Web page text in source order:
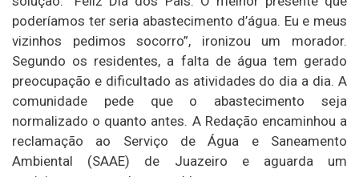
poderíamos ter seria abastecimento d’água. Eu e meus
vizinhos pedimos socorro”, ironizou um morador.
Segundo os residentes, a falta de água tem gerado
preocupação e dificultado as atividades do dia a dia. A
comunidade pede que o abastecimento seja
normalizado o quanto antes. A Redação encaminhou a
reclamação ao Serviço de Água e Saneamento
Ambiental (SAAE) de Juazeiro e aguarda um